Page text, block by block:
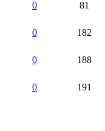
0 81
0 182
0 188
0 191